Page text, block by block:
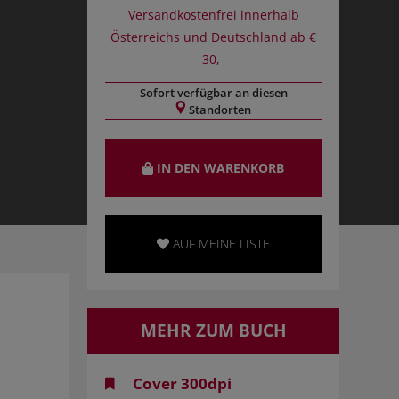
Versandkostenfrei innerhalb
Österreichs und Deutschland ab €
30,-
Sofort verfügbar an diesen
Standorten
IN DEN WARENKORB
AUF MEINE LISTE
MEHR ZUM BUCH
Cover 300dpi